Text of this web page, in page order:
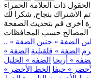
ذات العلامة الحمراء
تم الاشتراك بنجاح, شكرا لك
اخرى قم بتحديث الصفحة
المصالح حسب المحافظات
الضفة » جنين الضفة »
الضفة » قلقيلية الضفة »
» أريحا الضفة » الخليل
» حيفا الخط الأخضر »